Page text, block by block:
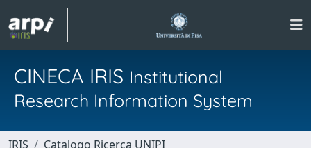
CINECA IRIS Institutional
Research Information System
IRIS
Catalogo Ricerca UNIPI